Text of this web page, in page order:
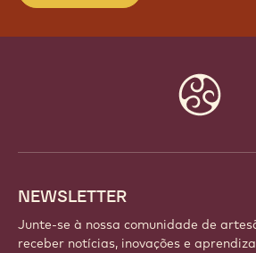
NEWSLETTER
Junte-se à nossa comunidade de
receber notícias, inovações e